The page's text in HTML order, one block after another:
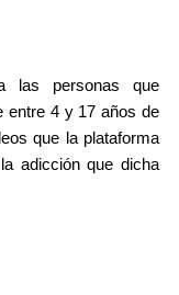
las personas que
entre 4 y 17 años de
que la plataforma
adicción que dicha